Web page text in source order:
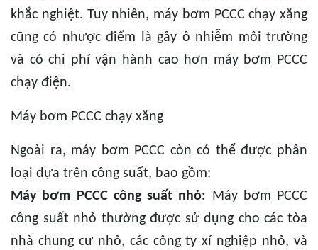
khắc nghiệt. Tuy nhiên, máy bơm PCCC chạy xăng
cũng có nhược điểm là gây ô nhiễm môi trường
và có chi phí vận hành cao hơn máy bơm PCCC
chạy điện.
Máy bơm PCCC chạy xăng
Ngoài ra, máy bơm PCCC còn có thể được phân
loại dựa trên công suất, bao gồm:
Máy bơm PCCC công suất nhỏ: Máy bơm PCCC
công suất nhỏ thường được sử dụng cho các tòa
nhà chung cư nhỏ, các công ty xí nghiệp nhỏ, và